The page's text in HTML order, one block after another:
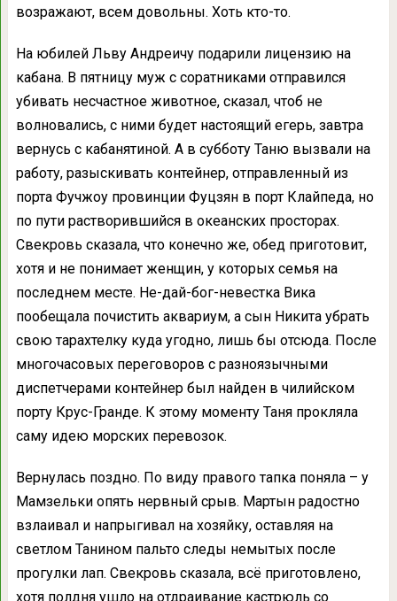
возражают, всем довольны. Хоть кто-то.
На юбилей Льву Андреичу подарили лицензию на
кабана. В пятницу муж с соратниками отправился
убивать несчастное животное, сказал, чтоб не
волновались, с ними будет настоящий егерь, завтра
вернусь с кабанятиной. А в субботу Таню вызвали на
работу, разыскивать контейнер, отправленный из
порта Фучжоу провинции Фуцзян в порт Клайпеда, но
по пути растворившийся в океанских просторах.
Свекровь сказала, что конечно же, обед приготовит,
хотя и не понимает женщин, у которых семья на
последнем месте. Не-дай-бог-невестка Вика
пообещала почистить аквариум, а сын Никита убрать
свою тарахтелку куда угодно, лишь бы отсюда. После
многочасовых переговоров с разноязычными
диспетчерами контейнер был найден в чилийском
порту Крус-Гранде. К этому моменту Таня прокляла
саму идею морских перевозок.
Вернулась поздно. По виду правого тапка поняла – у
Мамзельки опять нервный срыв. Мартын радостно
взлаивал и напрыгивал на хозяйку, оставляя на
светлом Танином пальто следы немытых после
прогулки лап. Свекровь сказала, всё приготовлено,
хотя полдня ушло на отдраивание кастрюль со